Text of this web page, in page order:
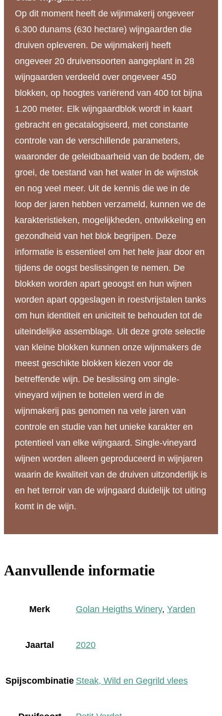
Op dit moment heeft de wijnmakerij ongeveer
6.300 dunams (630 hectare) wijngaarden die
druiven opleveren. De wijnmakerij heeft
ongeveer 20 druivensoorten aangeplant in 28
wijngaarden verdeeld over ongeveer 450
blokken, op hoogtes variërend van 400 tot bijna
1.200 meter. Elk wijngaardblok wordt in kaart
gebracht en gecatalogiseerd, met constante
controle van de verschillende parameters,
waaronder de geleidbaarheid van de bodem, de
groei, de toestand van het water in de wijnstok
en nog veel meer. Uit de kennis die we in de
loop der jaren hebben verzameld, kunnen we de
karakteristieken, mogelijkheden, ontwikkeling en
gezondheid van het blok begrijpen. Deze
informatie is essentieel om het hele jaar door en
tijdens de oogst beslissingen te nemen. De
blokken worden apart geoogst en hun wijnen
worden apart opgeslagen in roestvrijstalen tanks
om hun identiteit en uniciteit te behouden tot de
uiteindelijke assemblage. Uit deze grote selectie
van kleine blokken kunnen onze wijnmakers de
meest geschikte blokken kiezen voor de
betreffende wijn. De beslissing om single-
vineyard wijnen te bottelen werd in de
wijnmakerij pas genomen na vele jaren van
controle en studie van het unieke karakter en
potentieel van elke wijngaard. Single-vineyard
wijnen worden alleen geproduceerd in wijnjaren
waarin de kwaliteit van de druiven uitzonderlijk is
en het terroir van de wijngaard duidelijk tot uiting
komt in de wijn.
Aanvullende informatie
Merk Golan Heigths Winery, Yarden
Jaartal 2020
Spijscombinatie Steak, Wild en Gegrild vlees